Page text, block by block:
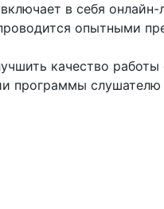
в себя
опытными
качество
программы слушателю